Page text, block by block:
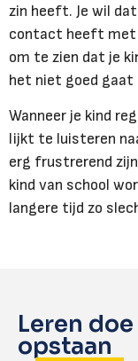
zin heeft. Je wil
contact heeft met
om te zien dat je
het niet goed gaat
Wanneer je kind
lijkt te luisteren
erg frustrerend
kind van school
langere tijd zo
Leren
opstaan